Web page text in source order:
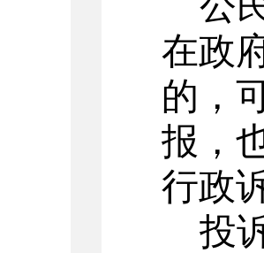
在政
的，
报，
行政
投